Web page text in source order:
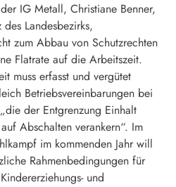
IG Metall, Christiane Benner,
Landesbezirks,
zum Abbau von Schutzrechten
Flatrate auf die Arbeitszeit.
muss erfasst und vergütet
Betriebsvereinbarungen bei
der Entgrenzung Einhalt
Abschalten verankern“. Im
im kommenden Jahr will
Rahmenbedingungen für
und